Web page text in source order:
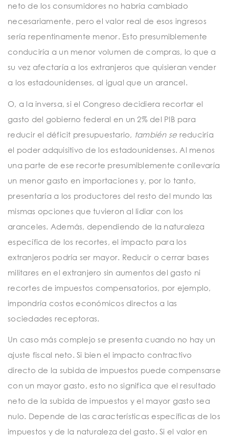
neto de los consumidores no habría cambiado
necesariamente, pero el valor real de esos ingresos
sería repentinamente menor. Esto presumiblemente
conduciría a un menor volumen de compras, lo que a
su vez afectaría a los extranjeros que quisieran vender
a los estadounidenses, al igual que un arancel.
O, a la inversa, si el Congreso decidiera recortar el
gasto del gobierno federal en un 2% del PIB para
reducir el déficit presupuestario,
también se reduciría
el poder adquisitivo de los estadounidenses. Al menos
una parte de ese recorte presumiblemente conllevaría
un menor gasto en importaciones y, por lo tanto,
presentaría a los productores del resto del mundo las
mismas opciones que tuvieron al lidiar con los
aranceles. Además, dependiendo de la naturaleza
específica de los recortes, el impacto para los
extranjeros podría ser mayor. Reducir o cerrar bases
militares en el extranjero sin aumentos del gasto ni
recortes de impuestos compensatorios, por ejemplo,
impondría costos económicos directos a las
sociedades receptoras.
Un caso más complejo se presenta cuando no hay un
ajuste fiscal neto. Si bien el impacto contractivo
directo de la subida de impuestos puede compensarse
con un mayor gasto, esto no significa que el resultado
neto de la subida de impuestos y el mayor gasto sea
nulo. Depende de las características específicas de los
impuestos y de la naturaleza del gasto. Si el valor en